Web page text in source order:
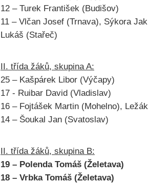
12 – Turek František (Budišov)
11 – Vlčan Josef (Trnava), Sýkora
Lukáš (Stařeč)
II. třída žáků, skupina A:
25 – Kašpárek Libor (Výčapy)
17 - Ruibar David (Vladislav)
16 – Fojtášek Martin (Mohelno),
14 – Šoukal Jan (Svatoslav)
II. třída žáků, skupina B:
19 – Polenda Tomáš (Želetava)
18 – Vrbka Tomáš (Želetava)